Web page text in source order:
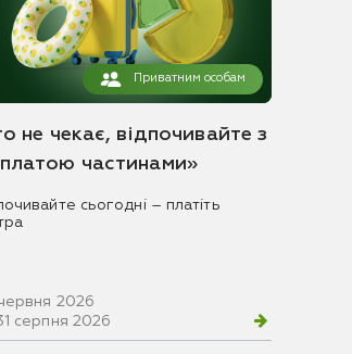
Приватним особам
не чекає, відпочивайте з
частинами»
сьогодні – платіть
2026
серпня 2026